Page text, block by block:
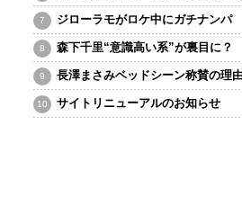
ジローラモがロケ中にガチナンパ
森下千里“意識高い系”が裏目に？
長澤まさみベッドシーン称賛の理
サイトリニューアルのお知らせ